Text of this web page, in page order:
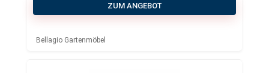
ZUM ANGEBOT
Bellagio Gartenmöbel